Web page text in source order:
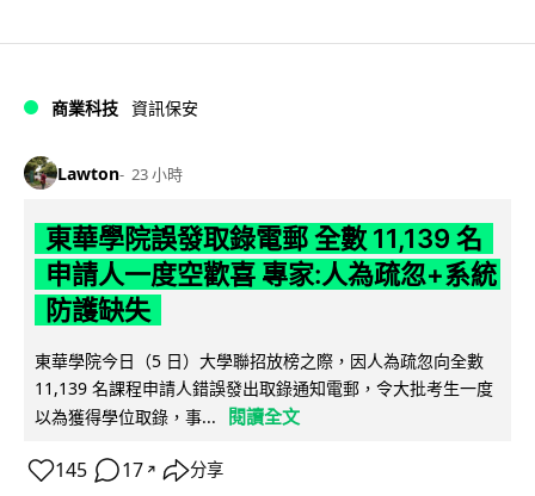
商業科技 資訊保安
Lawton 23 小時
東華學院誤發取錄電郵 全數 11,139 名
申請人一度空歡喜 專家:人為疏忽+系統
防護缺失
東華學院今日（5 日）大學聯招放榜之際，因人為疏忽向全數
11,139 名課程申請人錯誤發出取錄通知電郵，令大批考生一度
以為獲得學位取錄，事...
閱讀全文
145 17 ↗ 分享